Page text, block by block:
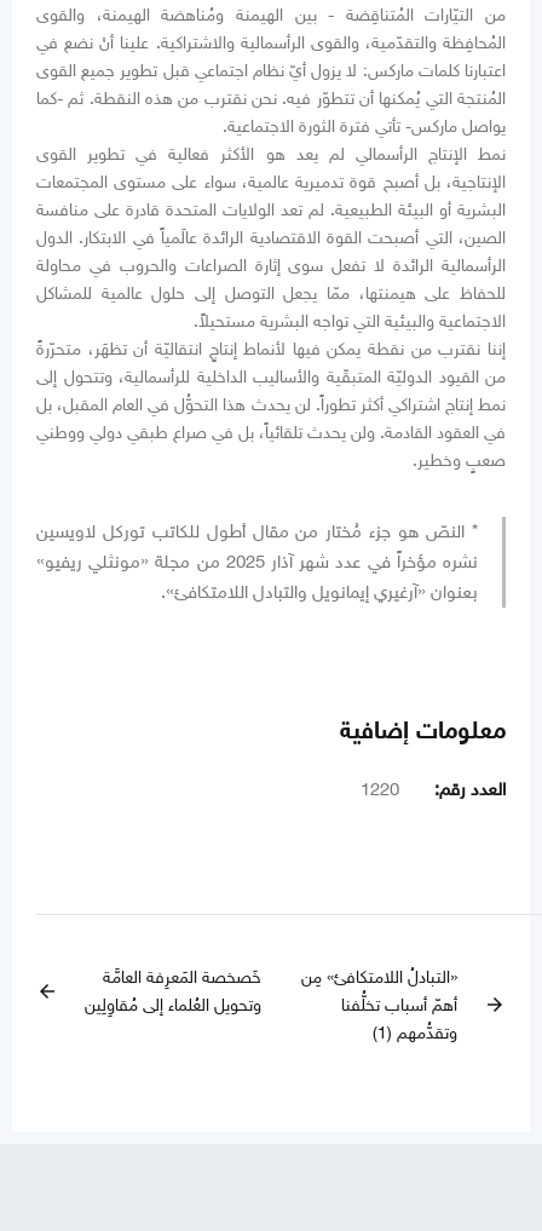
من التيّارات المُتناقِضة - بين الهيمنة ومُناهضة الهيمنة، والقوى
المُحافِظة والتقدّمية، والقوى الرأسمالية والاشتراكية. علينا أنْ نضع في
اعتبارنا كلمات ماركس: لا يزول أيّ نظام اجتماعي قبل تطوير جميع القوى
المُنتجة التي يُمكنها أن تتطوّر فيه. نحن نقترب من هذه النقطة. ثم -كما
يواصل ماركس- تأتي فترة الثورة الاجتماعية.
نمط الإنتاج الرأسمالي لم يعد هو الأكثر فعالية في تطوير القوى
الإنتاجية، بل أصبح قوة تدميرية عالمية، سواء على مستوى المجتمعات
البشرية أو البيئة الطبيعية. لم تعد الولايات المتحدة قادرة على منافسة
الصين، التي أصبحت القوة الاقتصادية الرائدة عالَمياً في الابتكار. الدول
الرأسمالية الرائدة لا تفعل سوى إثارة الصراعات والحروب في محاولة
للحفاظ على هيمنتها، ممّا يجعل التوصل إلى حلول عالمية للمشاكل
الاجتماعية والبيئية التي تواجه البشرية مستحيلاً.
إننا نقترب من نقطة يمكن فيها لأنماط إنتاجٍ انتقاليّة أن تظهَر، متحرّرةً
من القيود الدوليّة المتبقّية والأساليب الداخلية للرأسمالية، وتتحول إلى
نمط إنتاج اشتراكي أكثر تطوراً. لن يحدث هذا التحوُّل في العام المقبل، بل
في العقود القادمة. ولن يحدث تلقائياً، بل في صراع طبقي دولي ووطني
صعبٍ وخطير.
* النصّ هو جزء مُختار من مقال أطول للكاتب توركل لاويسين
نشره مؤخراً في عدد شهر آذار 2025 من مجلة «مونثلي ريفيو»
بعنوان «آرغيري إيمانويل والتبادل اللامتكافئ».
معلومات إضافية
العدد رقم: 1220
arrow_forward
«التبادلُ اللامتكافئ» مِن
أهمّ أسباب تخلُّفنا
وتقدُّمهم (1)
خَصخصة المَعرِفة العامَّة
وتحويل العُلماء إلى مُقاوِلِين
arrow_back